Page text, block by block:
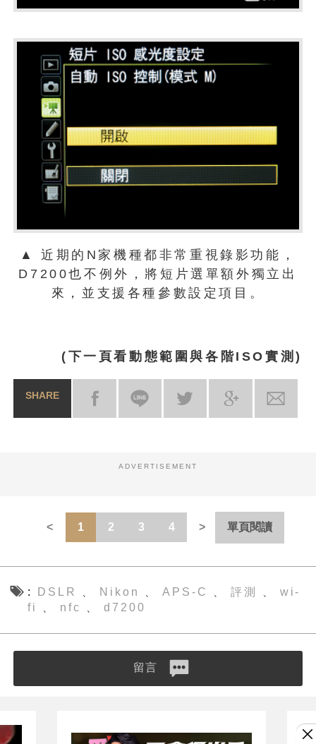
▲ 近期的N家機種都非常重視錄影功能，
D7200也不例外，將短片選單額外獨立出
來，並支援各種參數設定項目。
(下一頁看動態範圍與各階ISO實測)
SHARE
ADVERTISEMENT
1 2 3 4 單頁閱讀
DSLR Nikon APS-C 評測
wi-
fi
nfc d7200
留言